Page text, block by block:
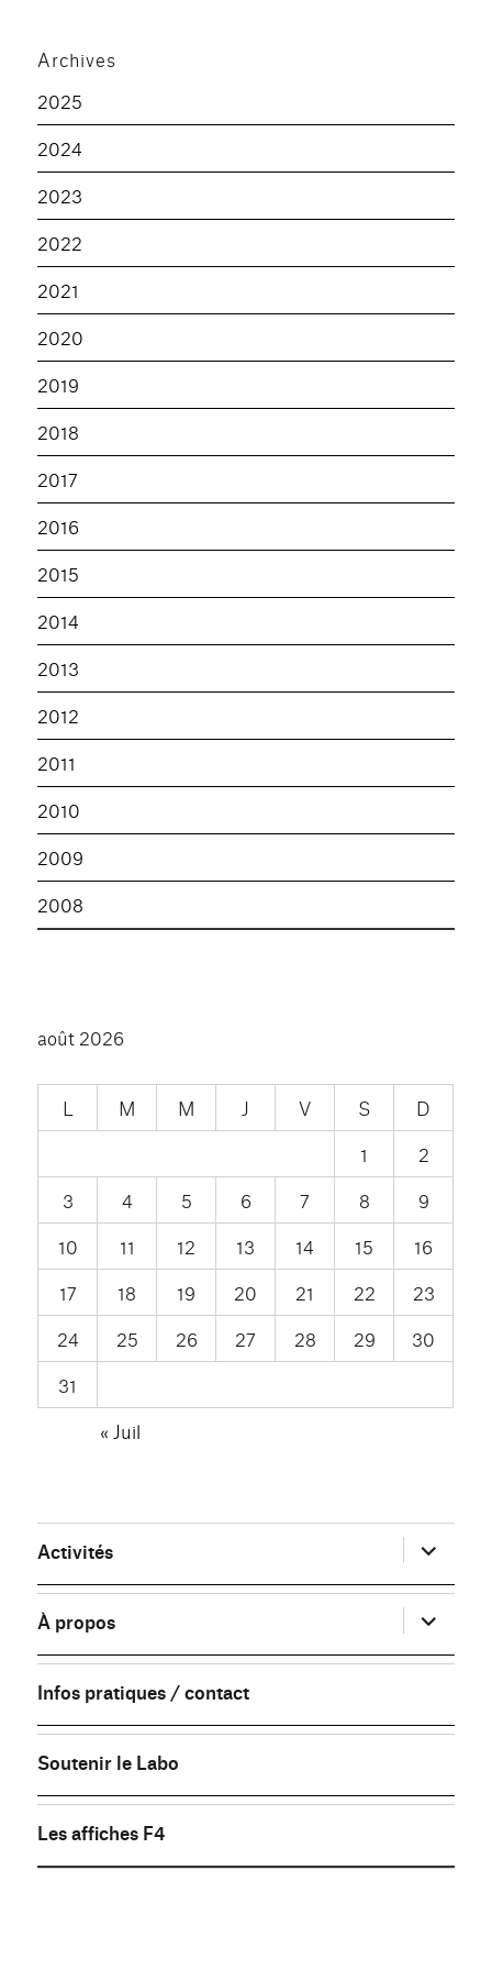
Archives
2025
2024
2023
2022
2021
2020
2019
2018
2017
2016
2015
2014
2013
2012
2011
2010
2009
2008
août 2026
L M M J V S
D
1
2
3
4 5 6 7 8
9
10
11 12 13 14 15
16
17
18 19 20 21 22
23
24
25 26 27 28 29
30
31
« Juil
Activités ouvrir
le
sous-
menu
À propos
ouvrir
le
sous-
menu
Infos pratiques / contact
Soutenir le Labo
Les affiches F4